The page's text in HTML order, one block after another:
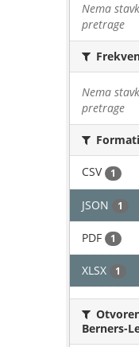
Nema
pretrage
Nema
pretrage
Formati
CSV 1
JSON 1
PDF 1
XLSX 1
Berners-